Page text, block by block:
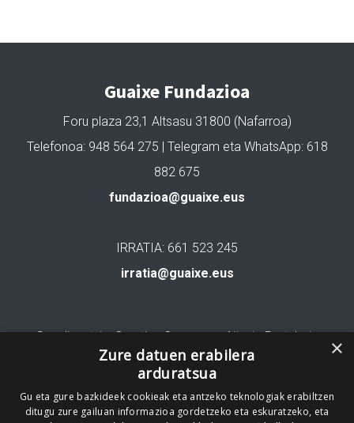
Guaixe Fundazioa
Foru plaza 23,1 Altsasu 31800 (Nafarroa)
Telefonoa: 948 564 275 | Telegram eta WhatsApp: 618
882 675
fundazioa@guaixe.eus
IRRATIA: 661 523 245
irratia@guaixe.eus
Gure lizentzia: Creative Commons Aitortu Partekatu
Codesyntaxek garatua
×
Zure datuen erabilera
arduratsua
Gu eta gure bazkideek cookieak eta antzeko teknologiak erabiltzen
ditugu zure gailuan informazioa gordetzeko eta eskuratzeko, eta